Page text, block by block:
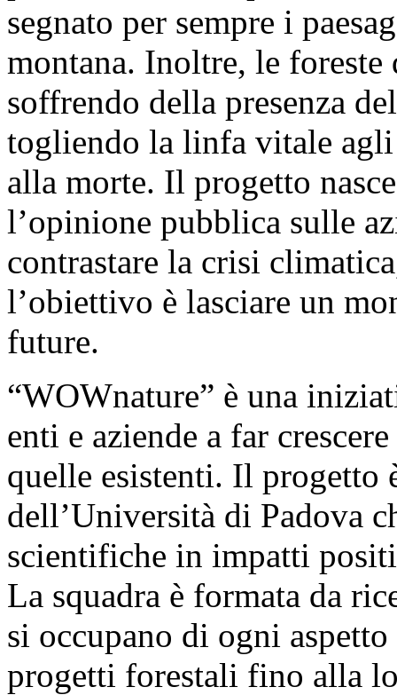
segnato per sempre i
montana. Inoltre, le foreste
soffrendo della presenza
togliendo la linfa vitale
alla morte. Il progetto
l’opinione pubblica sulle
contrastare la crisi
l’obiettivo è lasciare un
future.
“WOWnature” è una
enti e aziende a far
quelle esistenti. Il
dell’Università di Padova
scientifiche in impatti
La squadra è formata da
si occupano di ogni
progetti forestali fino alla